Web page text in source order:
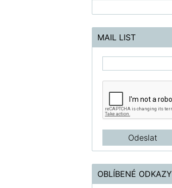
MAIL LIST
OBLÍBENÉ ODKAZY